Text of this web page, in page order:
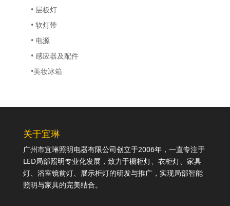
• 层板灯
• 软灯带
• 电源
• 感应器及配件
•美妆冰箱
关于宜琳
广州市宜琳照明电器有限公司创立于2006年，一直专注于
LED局部照明专业化发展，致力于橱柜灯、衣柜灯、家具
灯、浴室镜前灯、展示柜灯的研发与推广，实现局部智能
照明与家具的完美结合。